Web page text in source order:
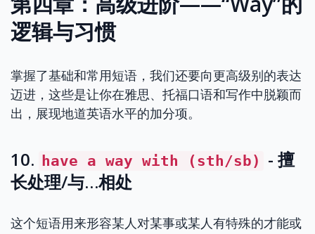
逻辑与习惯
掌握了基础和常用短语，我们还要向更高级别的表达
迈进，这些是让你在雅思、托福口语和写作中脱颖而
出，展现地道英语水平的加分项。
10. have a way with (sth/sb)
- 擅
长处理/与…相处
这个短语用来形容某人对某事或某人有特殊的才能或